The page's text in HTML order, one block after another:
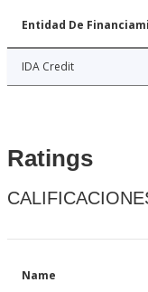
Entidad De
IDA Credit
Ratings
Name